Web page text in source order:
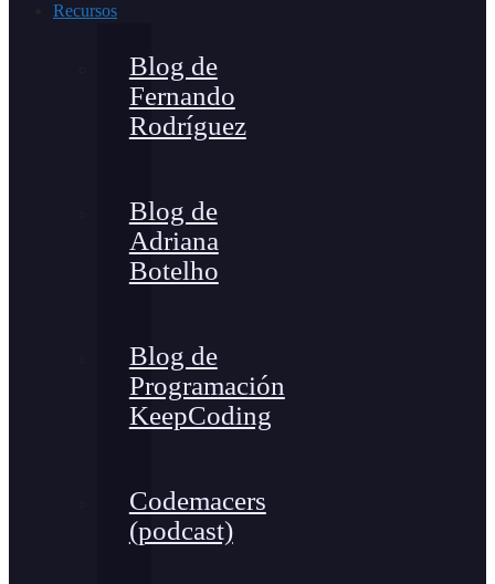
Recursos
Blog de
Fernando
Rodríguez
Blog de
Adriana
Botelho
Blog de
Programación
KeepCoding
Codemacers
(podcast)